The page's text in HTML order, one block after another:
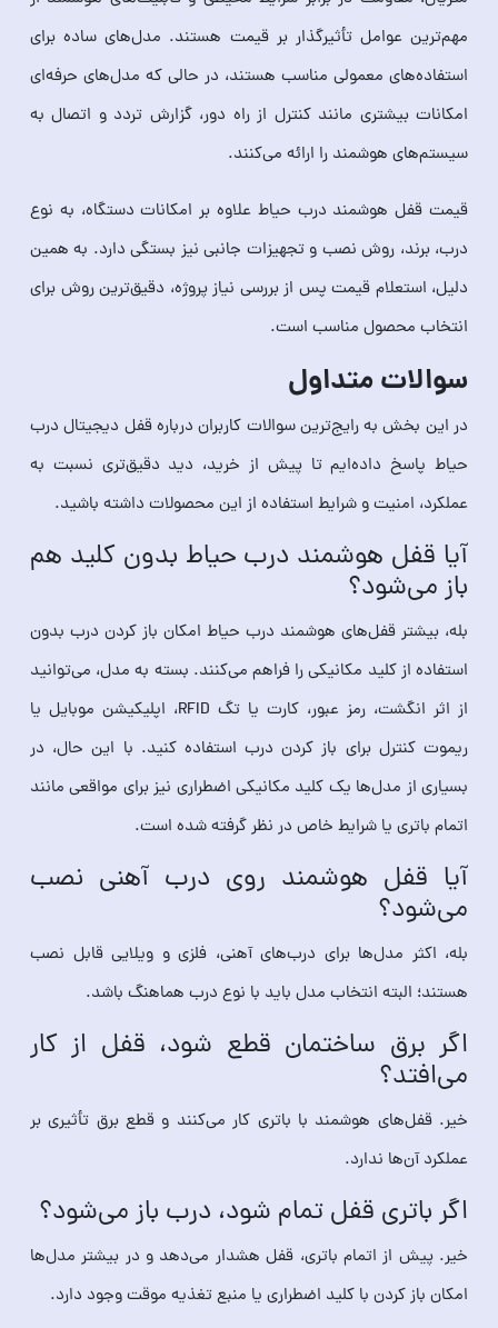
مهم‌ترین عوامل تأثیرگذار بر قیمت هستند. مدل‌های ساده برای
استفاده‌های معمولی مناسب هستند، در حالی که مدل‌های حرفه‌ای
امکانات بیشتری مانند کنترل از راه دور، گزارش تردد و اتصال به
سیستم‌های هوشمند را ارائه می‌کنند.
قیمت قفل هوشمند درب حیاط علاوه بر امکانات دستگاه، به نوع
درب، برند، روش نصب و تجهیزات جانبی نیز بستگی دارد. به همین
دلیل، استعلام قیمت پس از بررسی نیاز پروژه، دقیق‌ترین روش برای
انتخاب محصول مناسب است.
سوالات متداول
در این بخش به رایج‌ترین سوالات کاربران درباره قفل دیجیتال درب
حیاط پاسخ داده‌ایم تا پیش از خرید، دید دقیق‌تری نسبت به
عملکرد، امنیت و شرایط استفاده از این محصولات داشته باشید.
آیا قفل هوشمند درب حیاط بدون کلید هم
باز می‌شود؟
بله، بیشتر قفل‌های هوشمند درب حیاط امکان باز کردن درب بدون
استفاده از کلید مکانیکی را فراهم می‌کنند. بسته به مدل، می‌توانید
از اثر انگشت، رمز عبور، کارت یا تگ RFID، اپلیکیشن موبایل یا
ریموت کنترل برای باز کردن درب استفاده کنید. با این حال، در
بسیاری از مدل‌ها یک کلید مکانیکی اضطراری نیز برای مواقعی مانند
اتمام باتری یا شرایط خاص در نظر گرفته شده است.
آیا قفل هوشمند روی درب آهنی نصب
می‌شود؟
بله، اکثر مدل‌ها برای درب‌های آهنی، فلزی و ویلایی قابل نصب
هستند؛ البته انتخاب مدل باید با نوع درب هماهنگ باشد.
اگر برق ساختمان قطع شود، قفل از کار
می‌افتد؟
خیر. قفل‌های هوشمند با باتری کار می‌کنند و قطع برق تأثیری بر
عملکرد آن‌ها ندارد.
اگر باتری قفل تمام شود، درب باز می‌شود؟
خیر. پیش از اتمام باتری، قفل هشدار می‌دهد و در بیشتر مدل‌ها
امکان باز کردن با کلید اضطراری یا منبع تغذیه موقت وجود دارد.